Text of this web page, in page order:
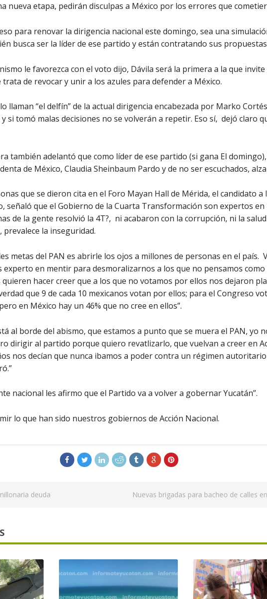
nueva etapa, pedirán disculpas a México por los errores que
para renovar la dirigencia nacional este domingo, sea una
busca ser la líder de ese partido y están contratando sus
le favorezca con el voto dijo, Dávila será la primera a la que
de revocar y unir a los azules para defender a México.
llaman “el delfín” de la actual dirigencia encabezada por Marko
si tomó malas decisiones no se volverán a repetir. Eso sí, dejó claro
también adelantó que como líder de ese partido (si gana El
de México, Claudia Sheinbaum Pardo y de no ser escuchados,
que se dieron cita en el Foro Mayan Hall de Mérida, el candidato a
señaló que el Gobierno de la Cuarta Transformación son expertos
de la gente resolvió la 4T?, ni acabaron con la corrupción, ni la
prevalece la inseguridad.
metas del PAN es abrirle los ojos a millones de personas en el país.
experto en mentir para desmoralizarnos a los que no pensamos como
hacer creer que a los que no votamos por ellos nos dejaron
que 9 de cada 10 mexicanos votan por ellos; para el Congreso
en México hay un 46% que no cree en ellos”.
al borde del abismo, que estamos a punto que se muera el PAN, yo
dirigir al partido porque quiero revatlizarlo, que vuelvan a creer en
nos decían que nunca ibamos a poder contra un régimen autoritario
nacional les afirmo que el Partido va a volver a gobernar Yucatán”.
lo que han sido nuestros gobiernos de Acción Nacional.
deuda Nuevas brigadas para bacheo de calles